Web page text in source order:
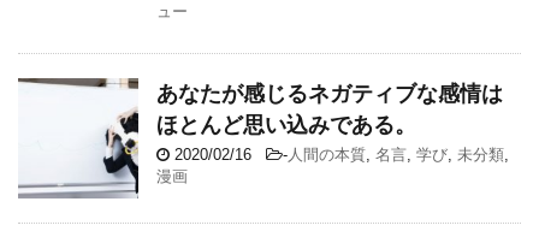
ュー
あなたが感じるネガティブな感情は
ほとんど思い込みである。
2020/02/16 - 人間の本質 名言 学び 未分類
漫画